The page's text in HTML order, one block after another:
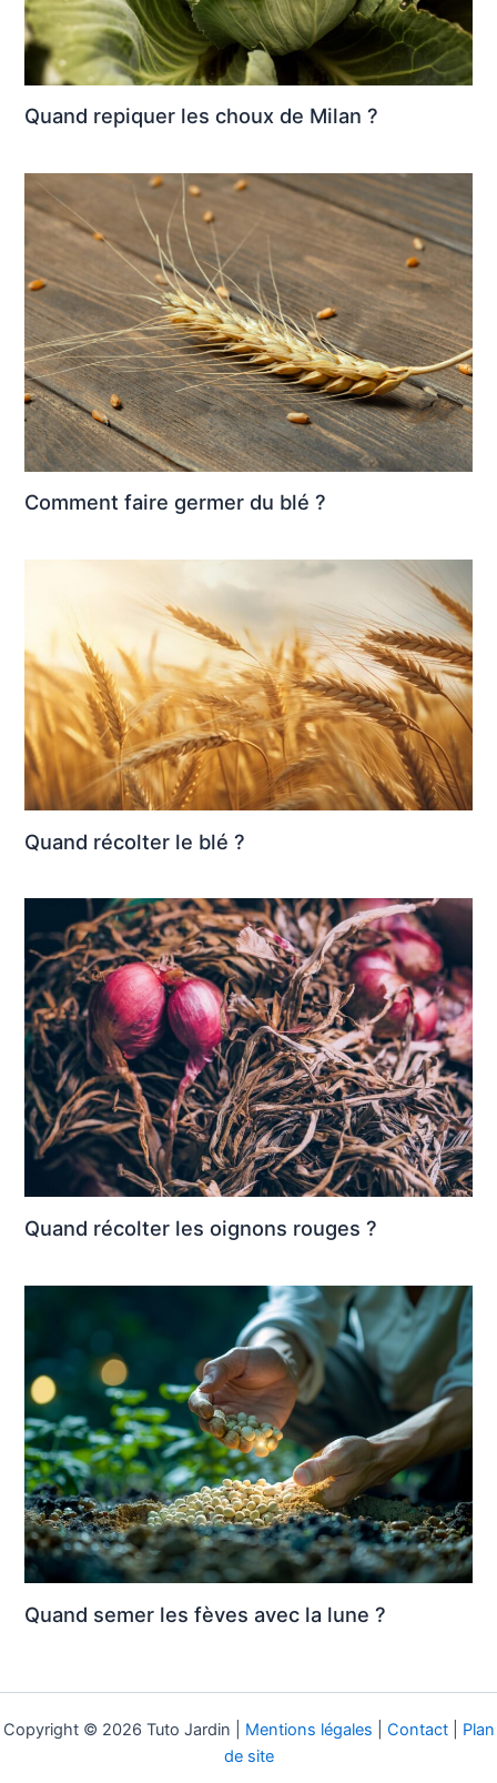
Quand repiquer les choux de Milan ?
Comment faire germer du blé ?
Quand récolter le blé ?
Quand récolter les oignons rouges ?
Quand semer les fèves avec la lune ?
Copyright © 2026 Tuto Jardin | Mentions légales Contact| Plan
de site